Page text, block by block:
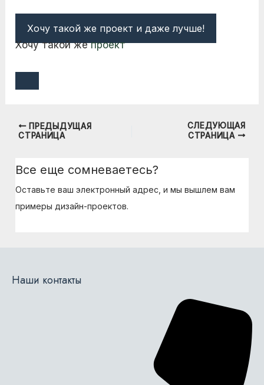
Хочу такой же проект и даже лучше!
Хочу такой жепроект
Навигация
ПРЕДЫДУЩАЯ
СТРАНИЦА
СЛЕДУЮЩАЯ
СТРАНИЦА
Все еще сомневаетесь?
Оставьте ваш электронный адрес, и мы вышлем вам
примеры дизайн-проектов.
Наши контакты